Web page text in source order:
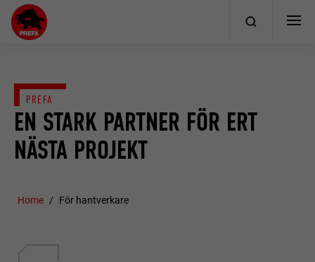
EN STARK PARTNER FÖR ERT
NÄSTA PROJEKT
PREFA
Home För hantverkare